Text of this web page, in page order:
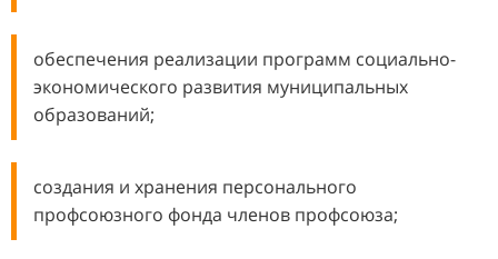
обеспечения реализации программ социально-
экономического развития муниципальных
образований;
создания и хранения персонального
профсоюзного фонда членов профсоюза;